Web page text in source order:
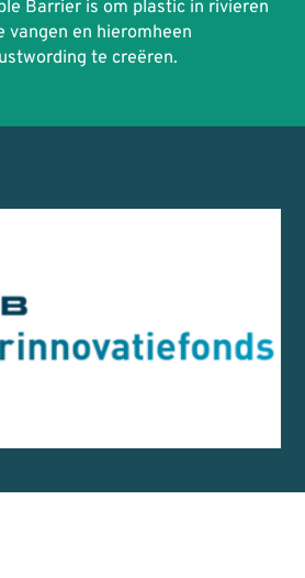
Barrier is om plastic in rivieren
vangen en hieromheen
te creëren.